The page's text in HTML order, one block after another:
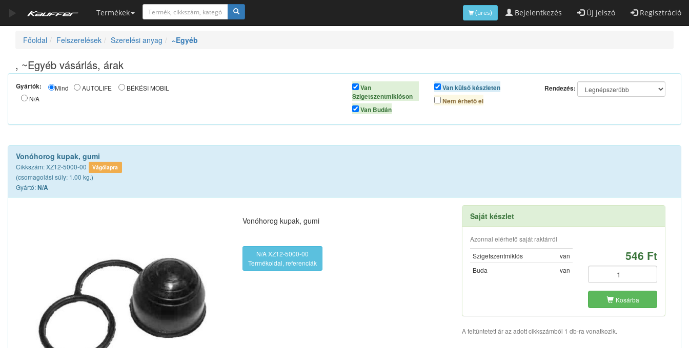
Termékek Bejelentkezés Új jelszó Regisztráció
(üres)
Szerszámkatalógus
Kosár
Főoldal Felszerelések Szerelési anyag ~Egyéb
, ~Egyéb vásárlás, árak
Gyártók: Mind AUTOLIFE
BÉKÉSI MOBIL
N/A
Van
Szigetszentmiklóson
Van Budán
Van külső készleten
Nem érhető el
Rendezés:
Vonóhorog kupak, gumi
Cikkszám: XZ12-5000-00 Vágólapra
(csomagolási súly: 1.00 kg.)
Gyártó:N/A
Vonóhorog kupak, gumi
N/A XZ12-5000-00
Termékoldal, referenciák
Saját készlet
Azonnal elérhető saját raktárról
Szigetszentmiklós
van
Buda
van
546 Ft
Kosárba
A feltüntetett ár az adott cikkszámból 1 db-ra vonatkozik.